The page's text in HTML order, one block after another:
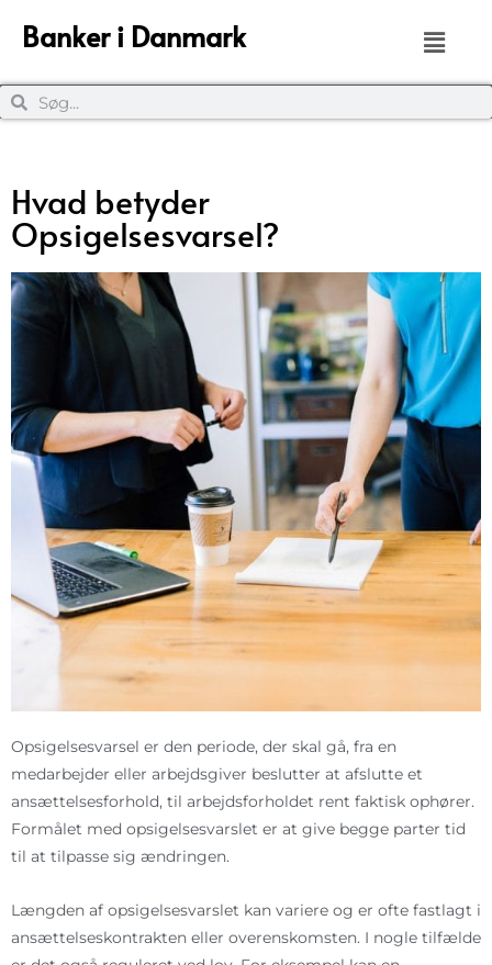
Banker i Danmark
Hvad betyder
Opsigelsesvarsel?
Opsigelsesvarsel er den periode, der skal gå, fra en
medarbejder eller arbejdsgiver beslutter at afslutte et
ansættelsesforhold, til arbejdsforholdet rent faktisk ophører.
Formålet med opsigelsesvarslet er at give begge parter tid
til at tilpasse sig ændringen.
Længden af opsigelsesvarslet kan variere og er ofte fastlagt i
ansættelseskontrakten eller overenskomsten. I nogle tilfælde